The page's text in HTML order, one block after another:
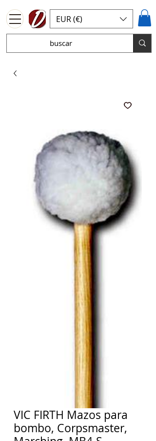
EUR (€)
VIC FIRTH Mazos para
bombo, Corpsmaster,